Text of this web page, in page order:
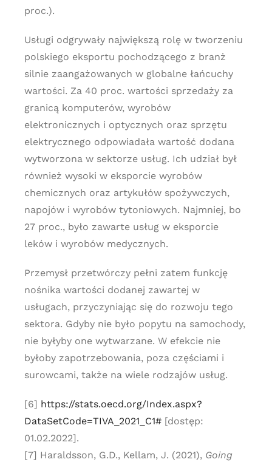
proc.).
Usługi odgrywały największą rolę w tworzeniu
polskiego eksportu pochodzącego z branż
silnie zaangażowanych w globalne łańcuchy
wartości. Za 40 proc. wartości sprzedaży za
granicą komputerów, wyrobów
elektronicznych i optycznych oraz sprzętu
elektrycznego odpowiadała wartość dodana
wytworzona w sektorze usług. Ich udział był
również wysoki w eksporcie wyrobów
chemicznych oraz artykułów spożywczych,
napojów i wyrobów tytoniowych. Najmniej, bo
27 proc., było zawarte usług w eksporcie
leków i wyrobów medycznych.
Przemysł przetwórczy pełni zatem funkcję
nośnika wartości dodanej zawartej w
usługach, przyczyniając się do rozwoju tego
sektora. Gdyby nie było popytu na samochody,
nie byłyby one wytwarzane. W efekcie nie
byłoby zapotrzebowania, poza częściami i
surowcami, także na wiele rodzajów usług.
[6] https://stats.oecd.org/Index.aspx?
DataSetCode=TIVA_2021_C1#[dostęp:
01.02.2022].
[7] Haraldsson, G.D., Kellam, J. (2021), Going